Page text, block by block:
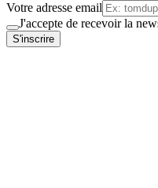
Votre adresse email
J'accepte de recevoir la
S'inscrire